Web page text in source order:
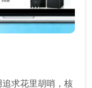
求花里胡哨，核